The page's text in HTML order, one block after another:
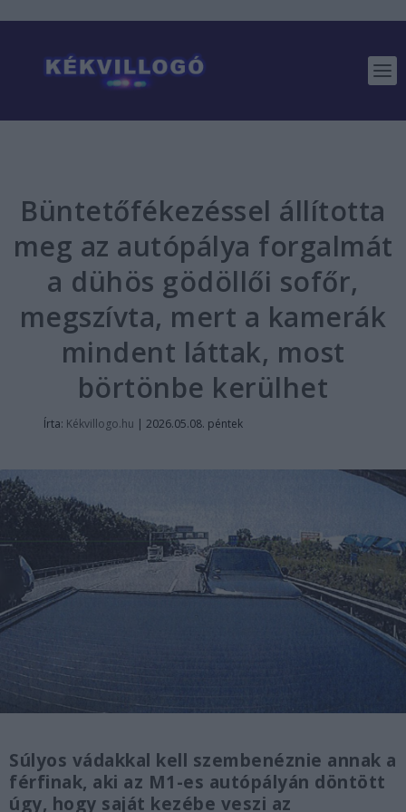
Büntetőfékezéssel állította
meg az autópálya forgalmát
a dühös gödöllői sofőr,
megszívta, mert a kamerák
mindent láttak, most
börtönbe kerülhet
Írta: Kékvillogo.hu | 2026.05.08. péntek
Súlyos vádakkal kell szembenéznie annak a
férfinak, aki az M1-es autópályán döntött
úgy, hogy saját kezébe veszi az